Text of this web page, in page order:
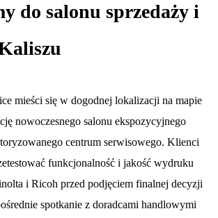
do salonu sprzedaży i
mieści się w dogodnej lokalizacji na mapie
nowoczesnego salonu ekspozycyjnego
centrum serwisowego. Klienci
funkcjonalność i jakość wydruku
i Ricoh przed podjęciem finalnej decyzji
spotkanie z doradcami handlowymi